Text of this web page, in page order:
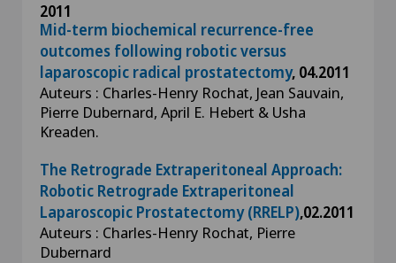
2011
Mid-term biochemical recurrence-free
outcomes following robotic versus
laparoscopic radical prostatectomy, 04.2011
Auteurs : Charles-Henry Rochat, Jean Sauvain,
Pierre Dubernard, April E. Hebert & Usha
Kreaden.
The Retrograde Extraperitoneal Approach:
Robotic Retrograde Extraperitoneal
Laparoscopic Prostatectomy (RRELP),02.2011
Auteurs : Charles-Henry Rochat, Pierre
Dubernard